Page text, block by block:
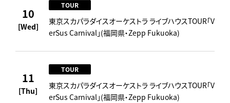
10
[Wed]
TOUR
東京スカパラダイスオーケストラ ライブハウスTOUR「V
erSus Carnival」(福岡県・Zepp Fukuoka)
11
[Thu]
TOUR
東京スカパラダイスオーケストラ ライブハウスTOUR「V
erSus Carnival」(福岡県・Zepp Fukuoka)